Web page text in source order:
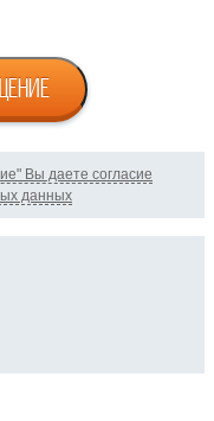
Вы даете согласие
данных